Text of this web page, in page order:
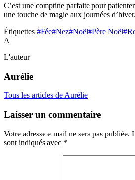
C’est une comptine parfaite pour
une touche de magie aux journées
Étiquettes #Fée#Nez#Noël#Père Noël
A
L'auteur
Aurélie
Tous les articles de Aurélie
Laisser un commentaire
Votre adresse e-mail ne sera pas publiée.
sont indiqués avec *